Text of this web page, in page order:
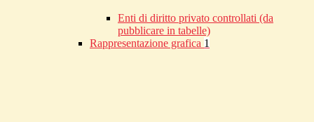
Enti di diritto privato controllati (da
pubblicare in tabelle)
Rappresentazione grafica 1